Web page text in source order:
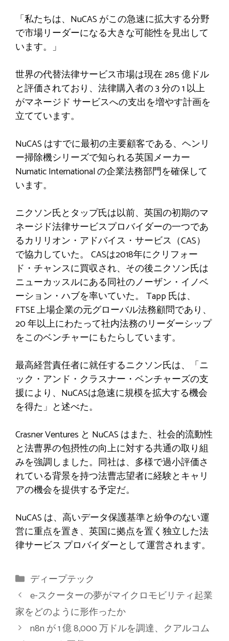
「私たちは、NuCAS がこの急速に拡大する分野
で市場リーダーになる大きな可能性を見出して
います。」
世界の代替法律サービス市場は現在 285 億ドル
と評価されており、法律購入者の 3 分の 1 以上
がマネージド サービスへの支出を増やす計画を
立てています。
NuCAS はすでに最初の主要顧客である、ヘンリ
ー掃除機シリーズで知られる英国メーカー
Numatic International の企業法務部門を確保して
います。
ニクソン氏とタップ氏は以前、英国の初期のマ
ネージド法律サービスプロバイダーの一つであ
るカリリオン・アドバイス・サービス（CAS）
で協力していた。 CASは2018年にクリフォー
ド・チャンスに買収され、その後ニクソン氏は
ニューカッスルにある同社のノーザン・イノベ
ーション・ハブを率いていた。 Tapp 氏は、
FTSE 上場企業の元グローバル法務顧問であり、
20 年以上にわたって社内法務のリーダーシップ
をこのベンチャーにもたらしています。
最高経営責任者に就任するニクソン氏は、「ニ
ック・アンド・クラスナー・ベンチャーズの支
援により、NuCASは急速に規模を拡大する機会
を得た」と述べた。
Crasner Ventures と NuCAS はまた、社会的流動性
と法曹界の包摂性の向上に対する共通の取り組
みを強調しました。同社は、多様で過小評価さ
れている背景を持つ法曹志望者に経験とキャリ
アの機会を提供する予定だ。
NuCAS は、高いデータ保護基準と紛争のない運
営に重点を置き、英国に拠点を置く独立した法
律サービス プロバイダーとして運営されます。
カ
テ
ゴ
リ
ー
ディープテック
e-スクーターの夢がマイクロモビリティ起業
家をどのように形作ったか
n8n が 1 億 8,000 万ドルを調達、クアルコム